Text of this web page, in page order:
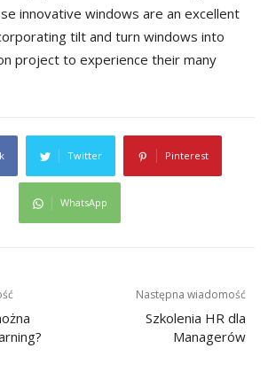
innovative windows are an excellent
tilt and turn windows into
project to experience their many
Twitter Pinterest
WhatsApp
Następna wiadomość
Szkolenia HR dla
Managerów